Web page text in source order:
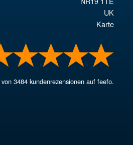
UK
Karte
von3484 kundenrezensionen auf feefo.